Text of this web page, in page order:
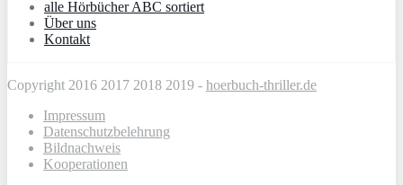
alle Hörbücher ABC sortiert
Über uns
Kontakt
Copyright 2016 2017 2018 2019 - hoerbuch-thriller.de
Impressum
Datenschutzbelehrung
Bildnachweis
Kooperationen